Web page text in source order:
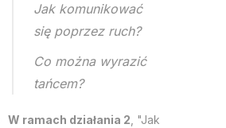
Jak komunikować
się poprzez ruch?
Co można wyrazić
tańcem?
W ramach działania 2 , "Jak